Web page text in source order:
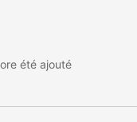
été ajouté